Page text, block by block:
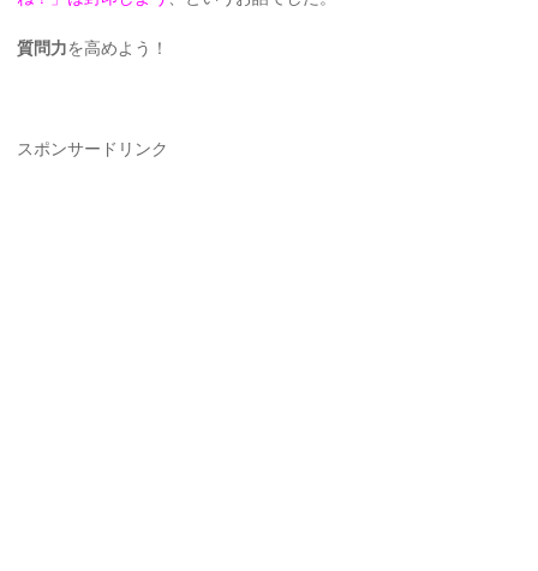
質問力を高めよう！
スポンサードリンク